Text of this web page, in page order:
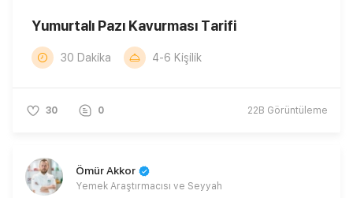
Yumurtalı Pazı Kavurması Tarifi
30 Dakika 4-6 Kişilik
30 0 22B Görüntüleme
Ömür Akkor
Yemek Araştırmacısı ve Seyyah